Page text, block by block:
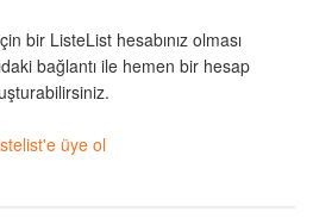
bir ListeList hesabınız olması
bağlantı ile hemen bir hesap
üye ol